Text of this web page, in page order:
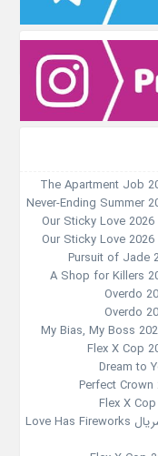
دانلود سریال Love Has Fireworks